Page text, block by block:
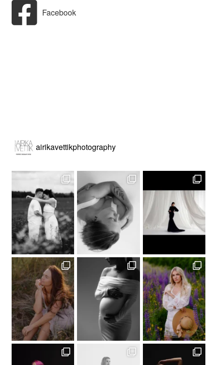
Facebook
airikavettikphotography